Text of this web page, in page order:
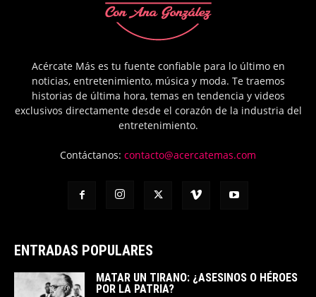
Acércate Más es tu fuente confiable para lo último en
noticias, entretenimiento, música y moda. Te traemos
historias de última hora, temas en tendencia y videos
exclusivos directamente desde el corazón de la industria del
entretenimiento.
Contáctanos: contacto@acercatemas.com
ENTRADAS POPULARES
MATAR UN TIRANO: ¿ASESINOS O HÉROES
POR LA PATRIA?